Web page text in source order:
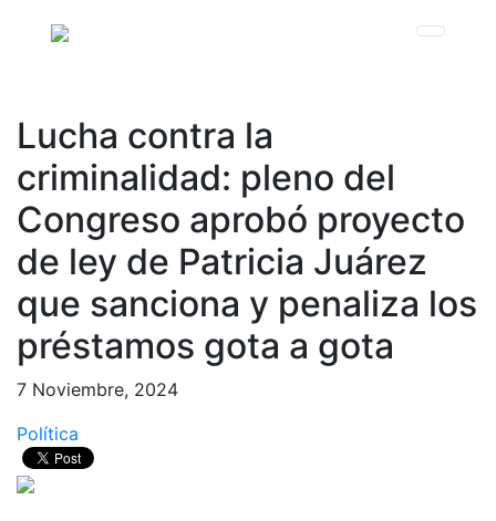
Lucha contra la
criminalidad: pleno del
Congreso aprobó proyecto
de ley de Patricia Juárez
que sanciona y penaliza los
préstamos gota a gota
7 Noviembre, 2024
Política